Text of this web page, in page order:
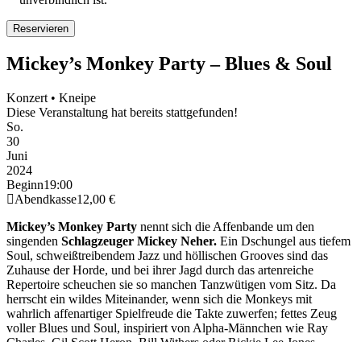
Mickey’s Monkey Party – Blues & Soul
Konzert • Kneipe
Diese Veranstaltung hat bereits stattgefunden!
So.
30
Juni
2024
Beginn19:00
Abendkasse12,00 €
Mickey’s Monkey Party nennt sich die Affenbande um den
singenden Schlagzeuger Mickey Neher. Ein Dschungel aus tiefem
Soul, schweißtreibendem Jazz und höllischen Grooves sind das
Zuhause der Horde, und bei ihrer Jagd durch das artenreiche
Repertoire scheuchen sie so manchen Tanzwütigen vom Sitz. Da
herrscht ein wildes Miteinander, wenn sich die Monkeys mit
wahrlich affenartiger Spielfreude die Takte zuwerfen; fettes Zeug
voller Blues und Soul, inspiriert von Alpha-Männchen wie Ray